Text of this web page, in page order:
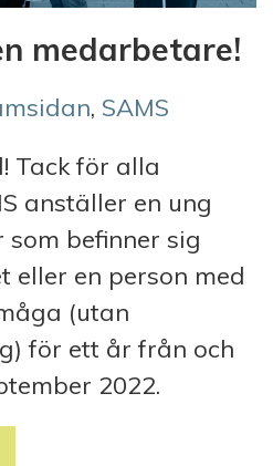
medarbetare!
, SAMS
Tack för alla
anställer en ung
befinner sig
eller en person med
(utan
för ett år från och
2022.